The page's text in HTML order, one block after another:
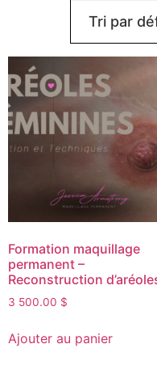
Formation maquillage
permanent –
Reconstruction
3 500.00 $
Ajouter au panier